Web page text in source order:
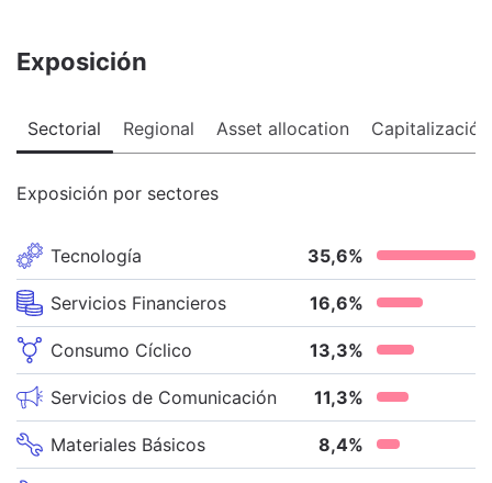
Exposición
Sectorial Regional Asset allocation Capitalización
Exposición por sectores
Tecnología 35,6%
Servicios Financieros 16,6%
Consumo Cíclico 13,3%
Servicios de Comunicación 11,3%
Materiales Básicos 8,4%